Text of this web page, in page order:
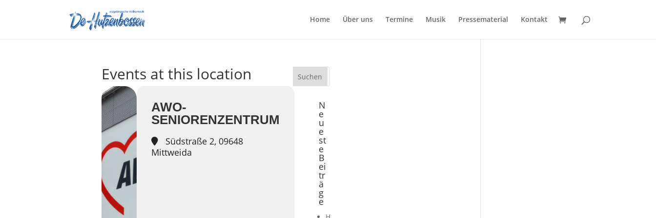
Home Über uns Termine Musik Pressematerial Kontakt
Events at this location
AWO-
SENIORENZENTRUM
Südstraße 2, 09648
Mittweida
N
e
u
e
st
e
B
ei
tr
ä
g
e